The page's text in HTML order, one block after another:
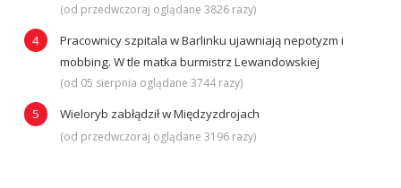
(od przedwczoraj oglądane 3826 razy)
Pracownicy szpitala w Barlinku ujawniają nepotyzm i
mobbing. W tle matka burmistrz Lewandowskiej
(od 05 sierpnia oglądane 3744 razy)
Wieloryb zabłądził w Międzyzdrojach
(od przedwczoraj oglądane 3196 razy)